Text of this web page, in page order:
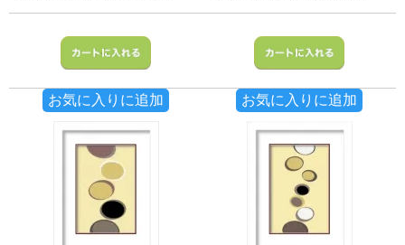
お気に入りに追加 お気に入りに追加